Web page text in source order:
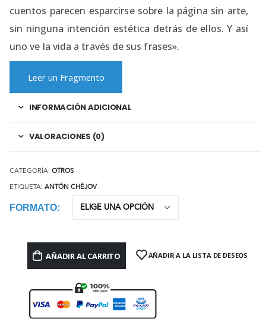
cuentos parecen esparcirse sobre la página sin arte,
sin ninguna intención estética detrás de ellos. Y así
uno ve la vida a través de sus frases».​
Leer un Fragmento
INFORMACIÓN ADICIONAL
VALORACIONES (0)
CATEGORÍA: OTROS
ETIQUETA: ANTÓN CHÉJOV
FORMATO
AÑADIR AL CARRITO AÑADIR A LA LISTA DE DESEOS